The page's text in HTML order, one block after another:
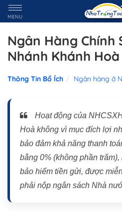
MENU
Ngân Hàng Chính
Nhánh Khánh Hoà
Thông Tin Bổ Ích Ngân hàng ở
Hoạt động của
Hoà không vì mục đích lợi
bảo đảm khả năng thanh
bằng 0% (không phần
bảo hiểm tiền gửi, được
phải nộp ngân sách Nhà